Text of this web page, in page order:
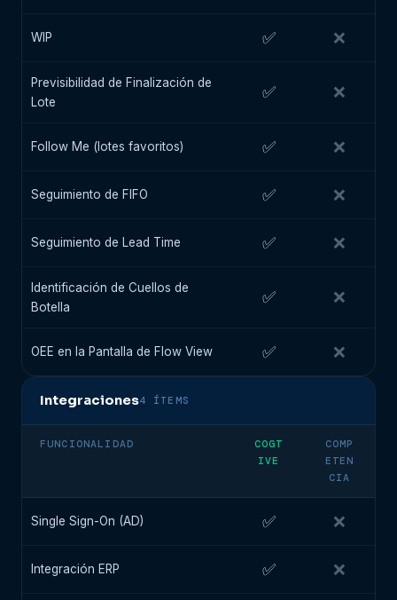
WIP ✅ ❌
Previsibilidad de Finalización de
Lote
✅ ❌
Follow Me (lotes favoritos) ✅ ❌
Seguimiento de FIFO ✅ ❌
Seguimiento de Lead Time ✅ ❌
Identificación de Cuellos de
Botella
✅ ❌
OEE en la Pantalla de Flow View ✅ ❌
Integraciones4 ÍTEMS
FUNCIONALIDAD
COGT
IVE
COMP
ETEN
CIA
Single Sign-On (AD) ✅ ❌
Integración ERP ✅ ❌